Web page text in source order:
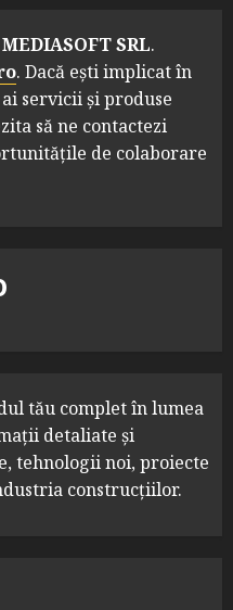
MEDIASOFT SRL.
. Dacă ești implicat în
servicii și produse
să ne contactezi
de colaborare
tău complet în lumea
detaliate și
tehnologii noi, proiecte
construcțiilor.